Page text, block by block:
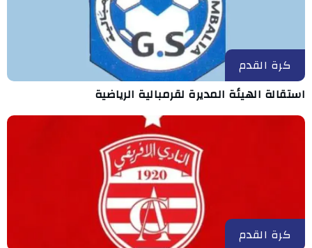
كرة القدم
استقالة الهيئة المديرة لقرمبالية الرياضية
كرة القدم